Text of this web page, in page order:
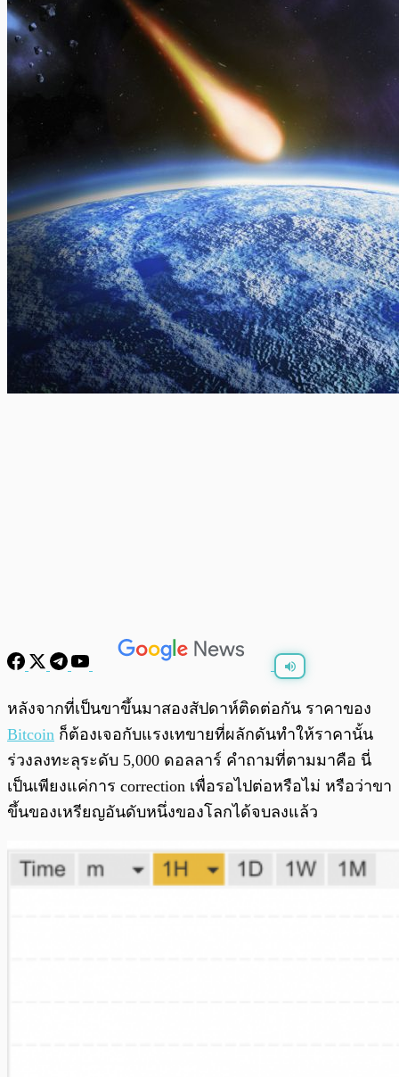
พร้อมเล่น
หลังจากที่เป็นขาขึ้นมาสองสัปดาห์ติดต่อกัน ราคาของ
Bitcoin ก็ต้องเจอกับแรงเทขายที่ผลักดันทำให้ราคานั้น
ร่วงลงทะลุระดับ 5,000 ดอลลาร์ คำถามที่ตามมาคือ นี่
เป็นเพียงแค่การ correction เพื่อรอไปต่อหรือไม่ หรือว่าขา
ขึ้นของเหรียญอันดับหนึ่งของโลกได้จบลงแล้ว